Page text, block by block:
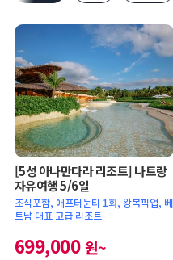
[5성 아나만다라 리조트] 나트랑
자유여행 5/6일
조식포함, 애프터눈티 1회, 왕복픽업, 베
트남 대표 고급 리조트
699,000원~